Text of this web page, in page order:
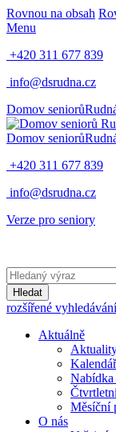
Rovnou na obsah
Menu
+420 311 677 839
info@dsrudna.cz
Domov seniorů
Domov seniorů
+420 311 677 839
info@dsrudna.cz
Verze pro seniory
Hledat
rozšířené vyhledávání
Aktuálně
Nabídka
Měsíční
O nás